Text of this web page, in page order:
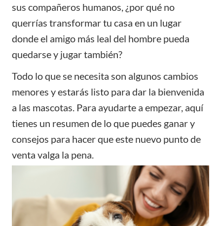
sus compañeros humanos, ¿por qué no
querrías transformar tu casa en un lugar
donde el amigo más leal del hombre pueda
quedarse y jugar también?
Todo lo que se necesita son algunos cambios
menores y estarás listo para dar la bienvenida
a las mascotas. Para ayudarte a empezar, aquí
tienes un resumen de lo que puedes ganar y
consejos para hacer que este nuevo punto de
venta valga la pena.